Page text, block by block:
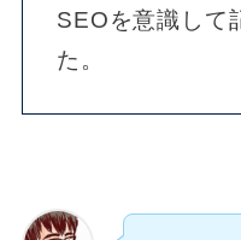
SEOを意識して
た。